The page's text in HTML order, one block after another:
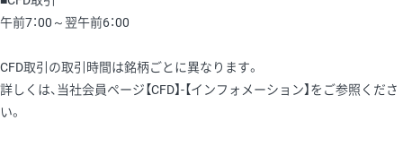
午前7：00～翌午前6：00
CFD取引の取引時間は銘柄ごとに異なります。
詳しくは、当社会員ページ【CFD】-【インフォメーション】をご参照くださ
い。